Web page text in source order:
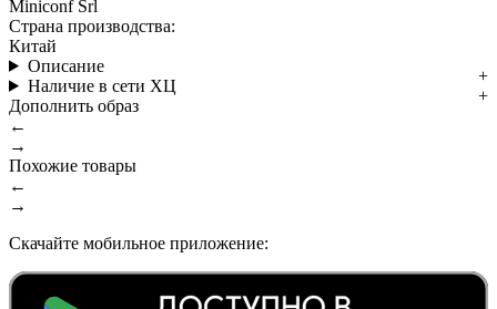
Miniconf Srl
Страна производства:
Китай
Описание
Наличие в сети ХЦ
Дополнить образ
←
→
Похожие товары
←
→
Скачайте мобильное приложение: